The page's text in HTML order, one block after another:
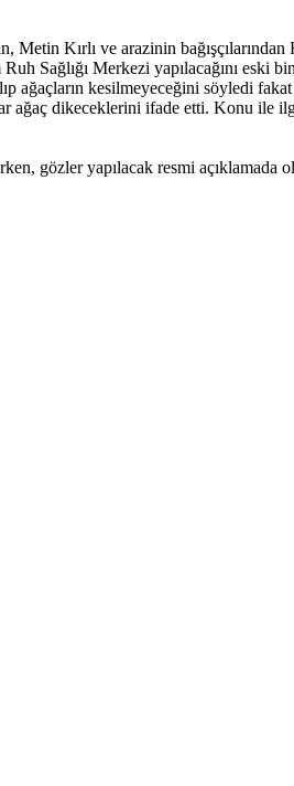
Metin Kırlı ve arazinin
Sağlığı Merkezi yapılacağını eski
kesilmeyeceğini söyledi
ağaç dikeceklerini ifade etti. Konu
gözler yapılacak resmi açıklamada